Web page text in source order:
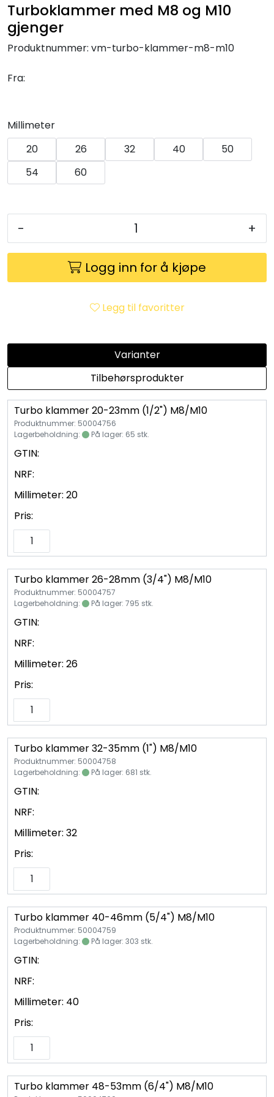
Turboklammer med M8 og M10
gjenger
Produktnummer: vm-turbo-klammer-m8-m10
Fra:
Millimeter
20
26 32 40
50
54
60
- +
Logg inn for å kjøpe
Legg til favoritter
Varianter
Tilbehørsprodukter
Turbo klammer 20-23mm (1/2") M8/M10
Produktnummer: 50004756
Lagerbeholdning:
På lager: 65 stk.
GTIN:
NRF:
Millimeter: 20
Pris:
Turbo klammer 26-28mm (3/4") M8/M10
Produktnummer: 50004757
Lagerbeholdning:
På lager: 795 stk.
GTIN:
NRF:
Millimeter: 26
Pris:
Turbo klammer 32-35mm (1") M8/M10
Produktnummer: 50004758
Lagerbeholdning:
På lager: 681 stk.
GTIN:
NRF:
Millimeter: 32
Pris:
Turbo klammer 40-46mm (5/4") M8/M10
Produktnummer: 50004759
Lagerbeholdning:
På lager: 303 stk.
GTIN:
NRF:
Millimeter: 40
Pris:
Turbo klammer 48-53mm (6/4") M8/M10
Klemringskoblinger
FPL
Teknisk rom
Planfront radiatorer
Rør
Watersafe
Elektrokjeler
Utleieverktøy
Skap
Viftekonvektorer
Unipak
Vannprøver
Syrefast
TA-SCOPE